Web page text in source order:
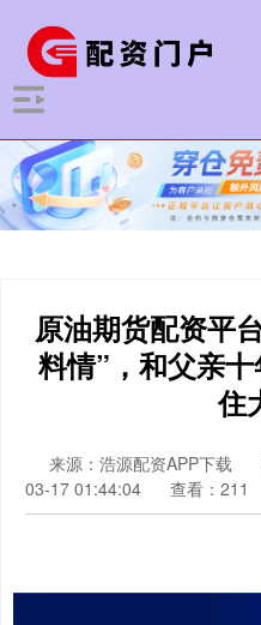
原油期货配资平
料情”，和父亲
住
来源：浩源配资APP下载
03-17 01:44:04
查看：211